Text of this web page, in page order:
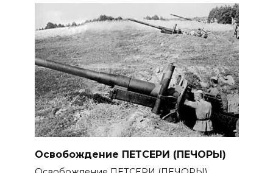
Освобождение ПЕТСЕРИ (ПЕЧОРЫ)